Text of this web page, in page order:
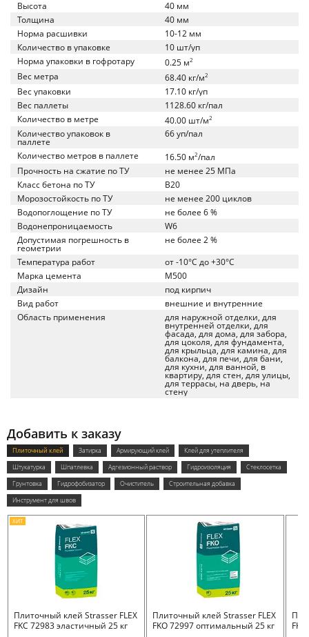
Высота
40 мм
Толщина
40 мм
Норма расшивки
10-12 мм
Количество в упаковке
10 шт/уп
Норма упаковки в гофротару
0.25 м2
Вес метра 68.40 кг/м2
Вес упаковки
17.10 кг/уп
Вес паллеты
1128.60 кг/пал
Количество в метре
40.00 шт/м2
Количество упаковок в
паллете
66 уп/пал
Количество метров в паллете 16.50 м2/пал
Прочность на сжатие по ТУ
не менее 25 МПа
Класс бетона по ТУ
B20
Морозостойкость по ТУ
не менее 200 циклов
Водопоглощение по ТУ
не более 6 %
Водонепроницаемость
W6
Допустимая погрешность в
геометрии
не более 2 %
Температура работ
от -10°C до +30°C
Марка цемента
M500
Дизайн
под кирпич
Вид работ
внешние и внутренние
Область применения
для наружной отделки, для
внутренней отделки, для
фасада, для дома, для забора,
для цоколя, для фундамента,
для крыльца, для камина, для
балкона, для печи, для бани,
для кухни, для ванной, в
квартиру, для стен, для улицы,
для террасы, на дверь, на
стену
Добавить к заказу
Плиточный клей Затирка Армирующий клей
Клей для утеплителя
Штукатурка
Шпатлевка Адгезионный раствор Гидроизоляция
Стеклосетка
Грунтовка
Гидрофобизатор Очиститель
Строительная добавка
Инструмент для швов
ХИТ
Плиточный клей Strasser FLEX
FKC 72983 эластичный 25 кг
Плиточный клей Strasser FLEX
FKO 72997 оптимальный 25 кг